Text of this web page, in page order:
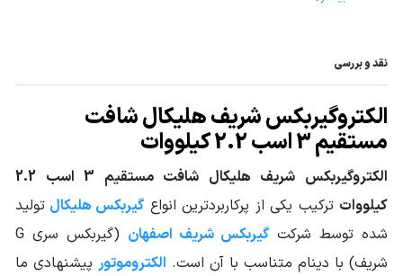
گیربکس هلیکال
توان ورودی
گیربکس
3HP - 2.2KW
گشتاور خروجی
گیربکس (N.m)
از 360 تا 558
سرویس فاکتور از 2.03 تا 2.51
نقد و بررسی
الکتروگیربکس شریف هلیکال شافت
مستقیم 3 اسب 2.2 کیلووات
الکتروگیربکس شریف هلیکال شافت مستقیم 3 اسب 2.2
کیلووات ترکیب یکی از پرکاربردترین انواع گیربکس هلیکال تولید
شده توسط شرکت گیربکس شریف اصفهان
(گیربکس سری G
شریف) با دینام متناسب با آن است. الکتروموتور پیشنهادی ما